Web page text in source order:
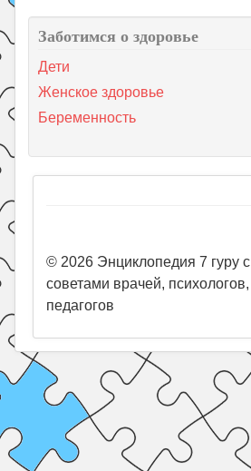
Заботимся о здоровье
Дети
Женское здоровье
Беременность
© 2026 Энциклопедия 7 гуру с
советами врачей, психологов,
педагогов